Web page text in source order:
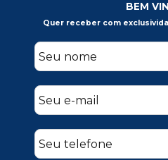
BEM
Quer receber com